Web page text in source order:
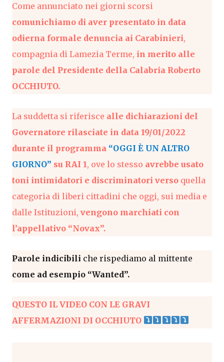
Come annunciato nei giorni scorsi
comunichiamo di aver presentato in data
odierna formale denuncia ai Carabinieri,
compagnia di Lamezia Terme, in merito alle
parole del Presidente della Calabria Roberto
OCCHIUTO.
La suddetta si riferisce alle dichiarazioni del
Governatore rilasciate in data 19/01/2022
durante il programma “OGGI È UN ALTRO
GIORNO” su RAI 1, ove lo stesso avrebbe usato
toni intimidatori e discriminatori verso quella
categoria di liberi cittadini che oggi, sui media e
dalle Istituzioni, vengono marchiati con
l’appellativo “Novax”.
Parole indicibili che rispediamo al mittente
come ad esempio “Wanted”.
QUESTO IL VIDEO CON LE GRAVI
AFFERMAZIONI DI OCCHIUTO